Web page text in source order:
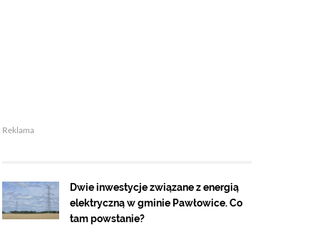
Reklama
Dwie inwestycje związane z energią
elektryczną w gminie Pawłowice. Co
tam powstanie?